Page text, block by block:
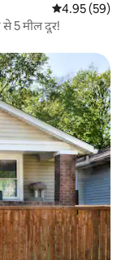
औसत रेटिंग 5 में
4.95 (59)
से 5 मील दूर!